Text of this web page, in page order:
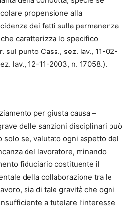
propensione alla
dei fatti sulla permanenza
caratterizza lo specifico
sul punto Cass., sez. lav., 11-02-
lav., 12-11-2003, n. 17058.).
per giusta causa –
delle sanzioni disciplinari può
se, valutato ogni aspetto del
del lavoratore, minando
fiduciario costituente il
della collaborazione tra le
sia di tale gravità che ogni
a tutelare l’interesse